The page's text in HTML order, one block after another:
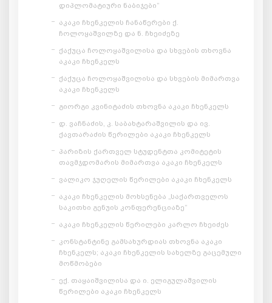
დიპლომატიური ნაბიჯები“
აკაკი ჩხენკელის ჩანაწერები ქ.
ჩოლოყაშვილზე და ნ. ჩხეიძეზე
ქაქუცა ჩოლოყაშვილისა და სხვების თხოვნა
აკაკი ჩხენკელს
ქაქუცა ჩოლოყაშვილისა და სხვების მიმართვა
აკაკი ჩხენკელს
გიორგი კვინიტაძის თხოვნა აკაკი ჩხენკელს
დ. ვაჩნაძის, კ. საბახტარაშვილის და ივ.
ქავთარაძის წერილები აკაკი ჩხენკელს
პარიზის ქართველ სტუდენტთა კომიტეტის
თავმჯდომარის მიმართვა აკაკი ჩხენკელს
ვალიკო ჯუღელის წერილები აკაკი ჩხენკელს
აკაკი ჩხენკელის მოხსენება „საქართველოს
საკითხი გენუის კონფერენციაზე“
აკაკი ჩხენკელის წერილები კარლო ჩხეიძეს
კონსტანტინე გამსახურდიას თხოვნა აკაკი
ჩხენკელს; აკაკი ჩხენკელის სახელზე გაცემული
მოწმობები
ექ. თაყაიშვილისა და ი. ელიგულაშვილის
წერილები აკაკი ჩხენკელს